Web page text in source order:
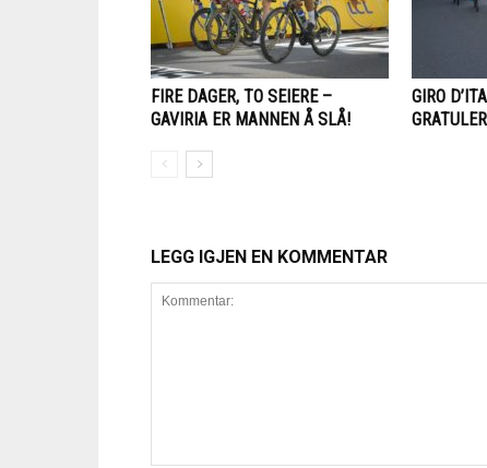
FIRE DAGER, TO SEIERE –
GAVIRIA ER MANNEN Å SLÅ!
GIRO
LEGG IGJEN EN KOMMENTAR